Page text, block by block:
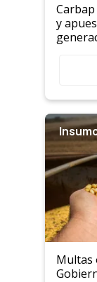
y
Multas